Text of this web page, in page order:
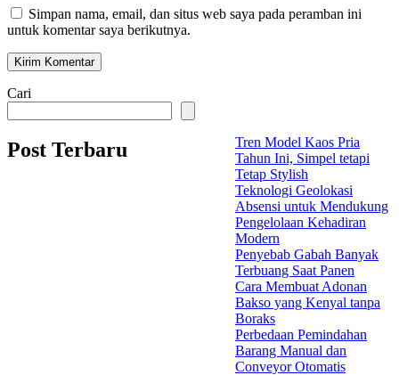
Simpan nama, email, dan situs web saya pada peramban ini
untuk komentar saya berikutnya.
Cari
Post Terbaru
Tren Model Kaos Pria
Tahun Ini, Simpel tetapi
Tetap Stylish
Teknologi Geolokasi
Absensi untuk Mendukung
Pengelolaan Kehadiran
Modern
Penyebab Gabah Banyak
Terbuang Saat Panen
Cara Membuat Adonan
Bakso yang Kenyal tanpa
Boraks
Perbedaan Pemindahan
Barang Manual dan
Conveyor Otomatis